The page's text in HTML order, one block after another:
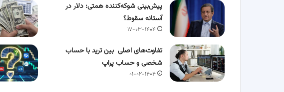
پیش‌بینی شوکه‌کننده همتی: دلار در
آستانه سقوط؟
۱۷-۰۳-۱۴۰۴
تفاوت‌های اصلی بین ترید با حساب
شخصی و حساب پراپ
۰۱-۰۲-۱۴۰۴